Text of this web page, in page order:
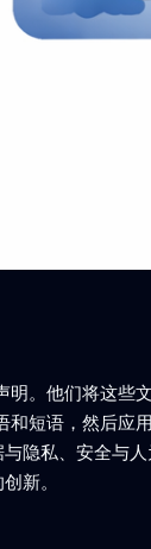
。他们将这些
短语，然后应
隐私、安全与
新。